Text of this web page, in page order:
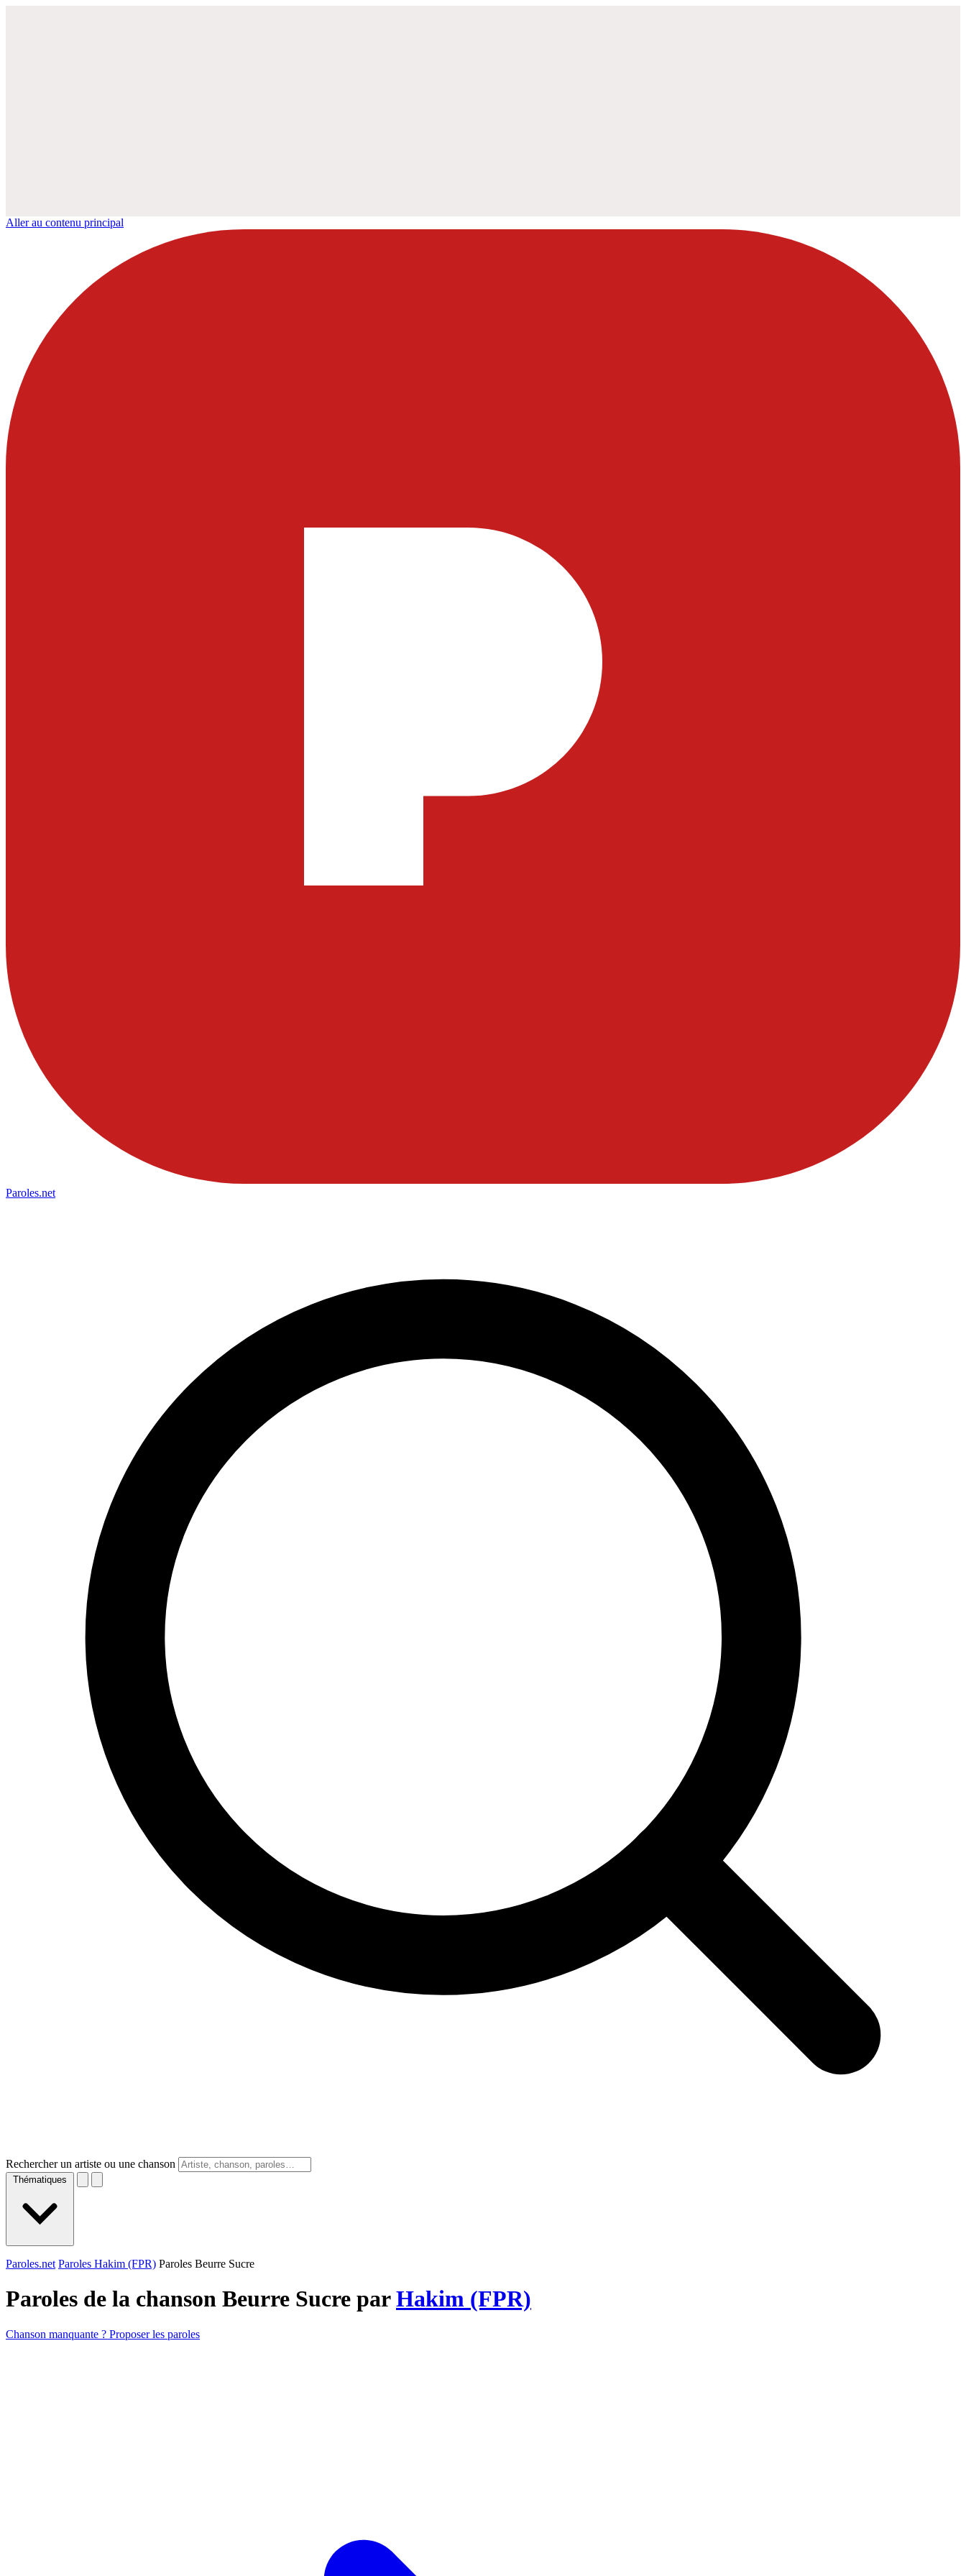
Aller au contenu principal
Paroles.net
Rechercher un artiste ou une chanson
Thématiques
Paroles.net Paroles Hakim (FPR) Paroles Beurre Sucre
Paroles de la chanson Beurre Sucre parHakim (FPR)
Chanson manquante ? Proposer les paroles